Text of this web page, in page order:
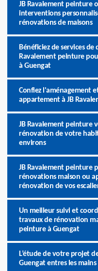
JB Ravalement peinture
interventions
rénovations de maisons
Bénéficiez de services de
Ravalement peinture
à Guengat
Confiez l'aménagement
appartement à JB
JB Ravalement peinture
rénovation de votre
environs
JB Ravalement peinture
rénovations maison ou
rénovation de vos
Un meilleur suivi et
travaux de rénovation
peinture à Guengat
L’étude de votre projet
Guengat entres les